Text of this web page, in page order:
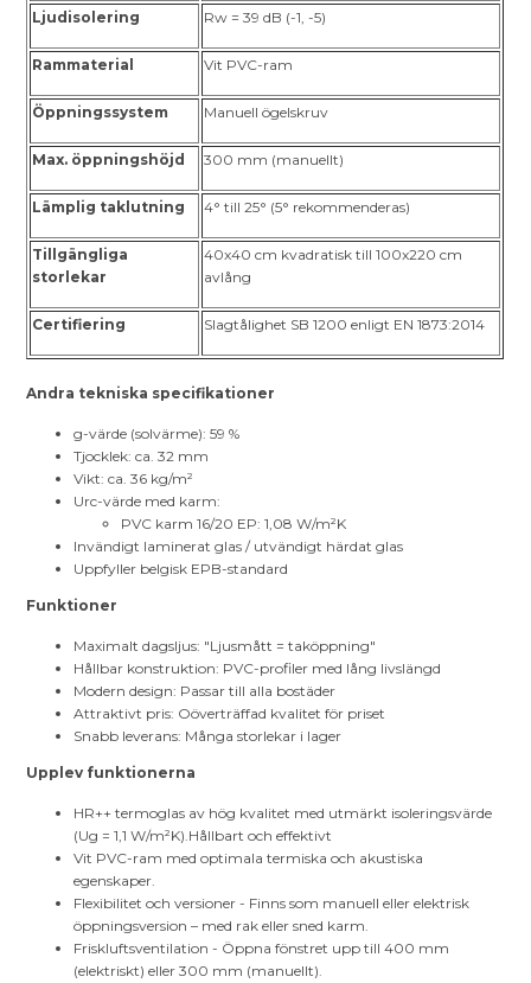
Ljudisolering Rw = 39 dB (-1, -5)
Rammaterial Vit PVC-ram
Öppningssystem Manuell ögelskruv
Max. öppningshöjd 300 mm (manuellt)
Lämplig taklutning 4° till 25° (5° rekommenderas)
Tillgängliga
storlekar
40x40 cm kvadratisk till 100x220 cm
avlång
Certifiering Slagtålighet SB 1200 enligt EN 1873:2014
Andra tekniska specifikationer
g-värde (solvärme): 59 %
Tjocklek: ca. 32 mm
Vikt: ca. 36 kg/m²
Urc-värde med karm:
PVC karm 16/20 EP: 1,08 W/m²K
Invändigt laminerat glas / utvändigt härdat glas
Uppfyller belgisk EPB-standard
Funktioner
Maximalt dagsljus: "Ljusmått = taköppning"
Hållbar konstruktion: PVC-profiler med lång livslängd
Modern design: Passar till alla bostäder
Attraktivt pris: Oöverträffad kvalitet för priset
Snabb leverans: Många storlekar i lager
Upplev funktionerna
HR++ termoglas av hög kvalitet med utmärkt isoleringsvärde
(Ug = 1,1 W/m²K).Hållbart och effektivt
Vit PVC-ram med optimala termiska och akustiska
egenskaper.
Flexibilitet och versioner - Finns som manuell eller elektrisk
öppningsversion – med rak eller sned karm.
Friskluftsventilation - Öppna fönstret upp till 400 mm
(elektriskt) eller 300 mm (manuellt).